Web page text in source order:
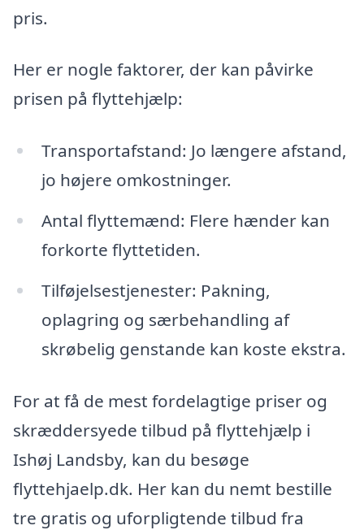
pris.
Her er nogle faktorer, der kan påvirke
prisen på flyttehjælp:
Transportafstand: Jo længere afstand,
jo højere omkostninger.
Antal flyttemænd: Flere hænder kan
forkorte flyttetiden.
Tilføjelsestjenester: Pakning,
oplagring og særbehandling af
skrøbelig genstande kan koste ekstra.
For at få de mest fordelagtige priser og
skræddersyede tilbud på flyttehjælp i
Ishøj Landsby, kan du besøge
flyttehjaelp.dk. Her kan du nemt bestille
tre gratis og uforpligtende tilbud fra